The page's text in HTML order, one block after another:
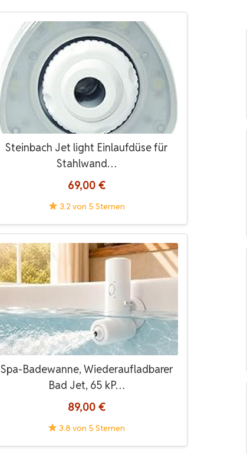
Steinbach Jet light Einlaufdüse für
Stahlwand…
69,00 €
3.2 von 5 Sternen
Spa-Badewanne, Wiederaufladbarer
Bad Jet, 65 kP…
89,00 €
3.8 von 5 Sternen